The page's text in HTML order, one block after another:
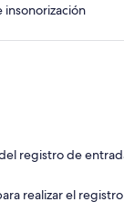
insonorización
registro de
realizar el